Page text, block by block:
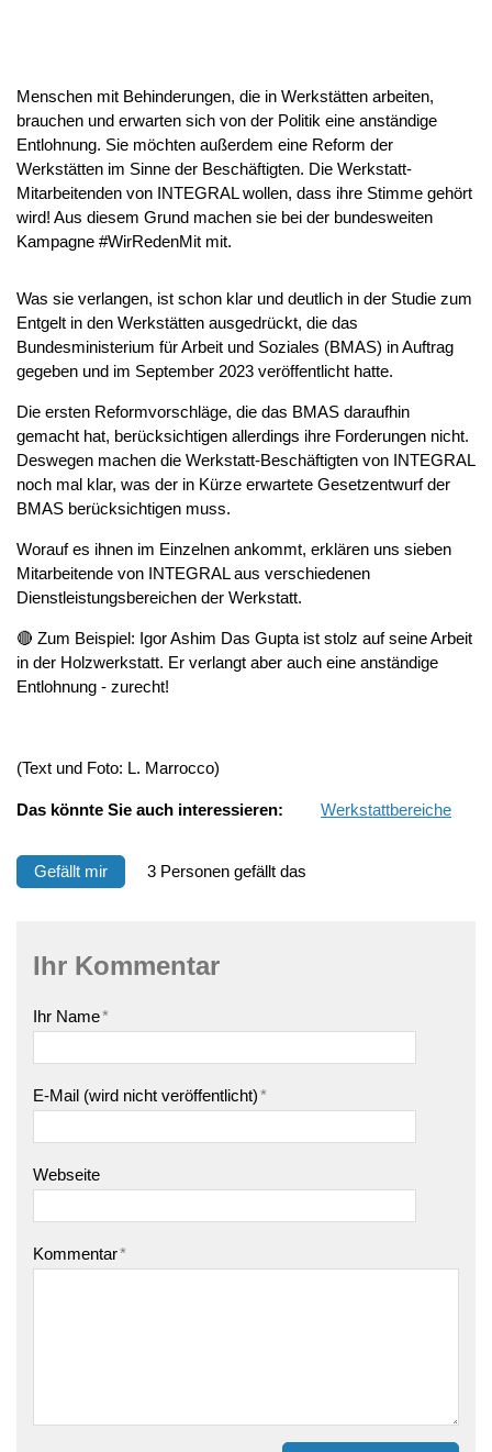
Menschen mit Behinderungen, die in Werkstätten arbeiten,
brauchen und erwarten sich von der Politik eine anständige
Entlohnung. Sie möchten außerdem eine Reform der
Werkstätten im Sinne der Beschäftigten. Die Werkstatt-
Mitarbeitenden von INTEGRAL wollen, dass ihre Stimme gehört
wird! Aus diesem Grund machen sie bei der bundesweiten
Kampagne #WirRedenMit mit.
Was sie verlangen, ist schon klar und deutlich in der Studie zum
Entgelt in den Werkstätten ausgedrückt, die das
Bundesministerium für Arbeit und Soziales (BMAS) in Auftrag
gegeben und im September 2023 veröffentlicht hatte.
Die ersten Reformvorschläge, die das BMAS daraufhin
gemacht hat, berücksichtigen allerdings ihre Forderungen nicht.
Deswegen machen die Werkstatt-Beschäftigten von INTEGRAL
noch mal klar, was der in Kürze erwartete Gesetzentwurf der
BMAS berücksichtigen muss.
Worauf es ihnen im Einzelnen ankommt, erklären uns sieben
Mitarbeitende von INTEGRAL aus verschiedenen
Dienstleistungsbereichen der Werkstatt.
🔴 Zum Beispiel: Igor Ashim Das Gupta ist stolz auf seine Arbeit
in der Holzwerkstatt. Er verlangt aber auch eine anständige
Entlohnung - zurecht!
(Text und Foto: L. Marrocco)
Das könnte Sie auch interessieren: Werkstattbereiche
Gefällt mir 3 Personen gefällt das
Ihr Kommentar
Ihr Name*
E-Mail (wird nicht veröffentlicht)*
Webseite
Kommentar*